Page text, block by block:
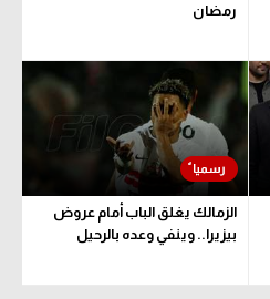
رمضان
الزمالك يغلق الباب أمام عروض
بيزيرا.. وينفي وعده بالرحيل